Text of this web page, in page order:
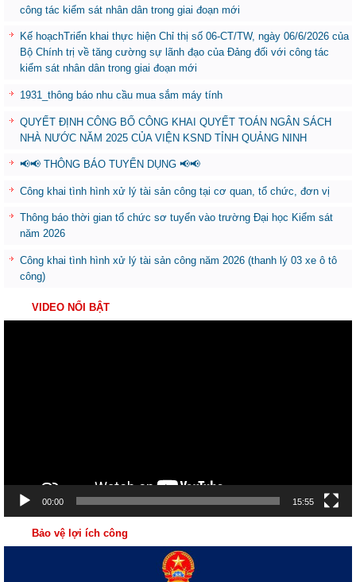
công tác kiểm sát nhân dân trong giai đoạn mới
Kế hoạchTriển khai thực hiện Chỉ thị số 06-CT/TW, ngày 06/6/2026 của
Bộ Chính trị về tăng cường sự lãnh đạo của Đảng đối với công tác
kiểm sát nhân dân trong giai đoạn mới
1931_thông báo nhu cầu mua sắm máy tính
QUYẾT ĐỊNH CÔNG BỐ CÔNG KHAI QUYẾT TOÁN NGÂN SÁCH
NHÀ NƯỚC NĂM 2025 CỦA VIỆN KSND TỈNH QUẢNG NINH
📢📢 THÔNG BÁO TUYỂN DỤNG 📢📢
Công khai tình hình xử lý tài sản công tại cơ quan, tổ chức, đơn vị
Thông báo thời gian tổ chức sơ tuyển vào trường Đại học Kiểm sát
năm 2026
Công khai tình hình xử lý tài sản công năm 2026 (thanh lý 03 xe ô tô
công)
VIDEO NỔI BẬT
00:00 15:55
Bảo vệ lợi ích công